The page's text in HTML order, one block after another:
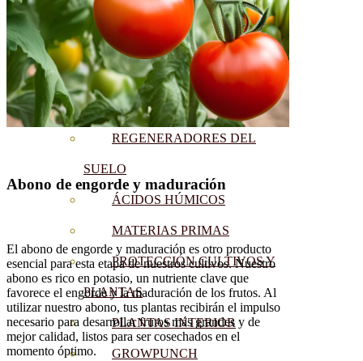
CORRECTORES DE
CARENCIAS
ENRAIZANTES
MADURACIÓN Y ENGORDE
REGENERADORES DEL
SUELO
ÁCIDOS HÚMICOS
MATERIAS PRIMAS
PROTECCIÓN CULTIVOS Y
PLANTAS
PLANTAS INTERIOR
GROWPUNCH
Abono de engorde y maduración
El abono de engorde y maduración es otro producto
esencial para esta etapa de nuestros cultivos. Nuestro
abono es rico en potasio, un nutriente clave que
favorece el engorde y la maduración de los frutos. Al
utilizar nuestro abono, tus plantas recibirán el impulso
necesario para desarrollar frutos más grandes y de
mejor calidad, listos para ser cosechados en el
momento óptimo.